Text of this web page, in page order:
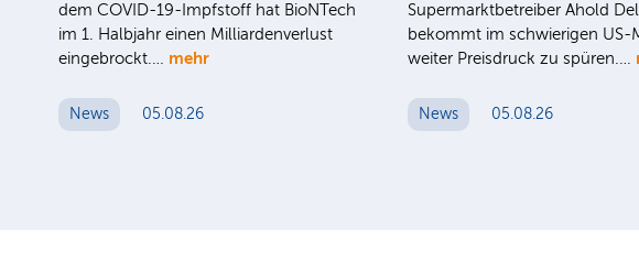
dem COVID-19-Impfstoff hat BioNTech
im 1. Halbjahr einen Milliardenverlust
eingebrockt.… mehr
News 05.08.26
Supermarktbetreiber Ahold
bekommt im schwierigen US-
weiter Preisdruck zu spüren.…
News 05.08.26